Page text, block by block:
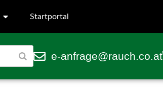
Startportal
e-anfrage@rauch.co.at